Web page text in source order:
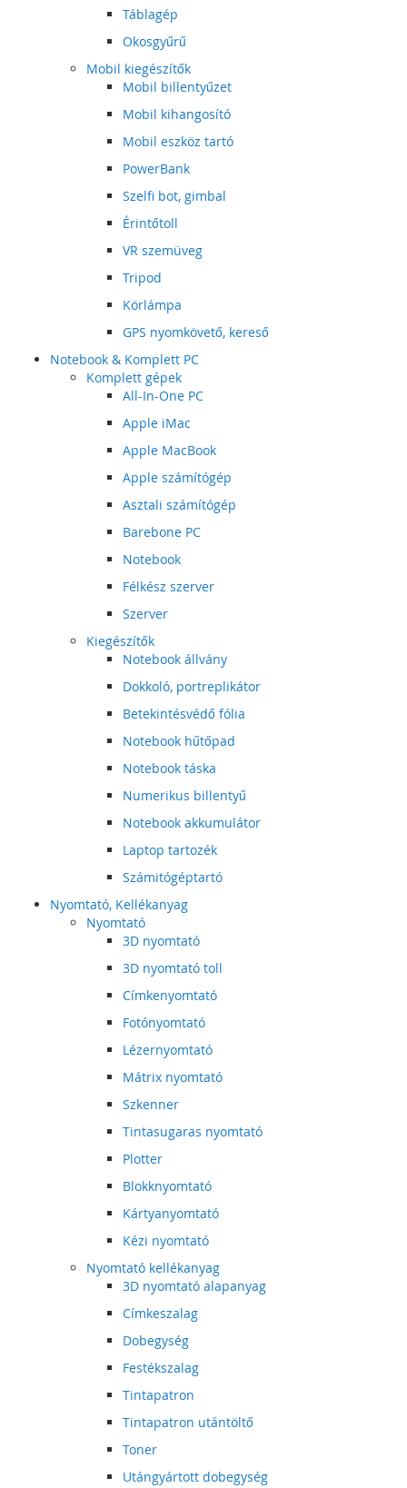
Táblagép
Okosgyűrű
Mobil kiegészítők
Mobil billentyűzet
Mobil kihangosító
Mobil eszköz tartó
PowerBank
Szelfi bot, gimbal
Érintőtoll
VR szemüveg
Tripod
Körlámpa
GPS nyomkövető, kereső
Notebook & Komplett PC
Komplett gépek
All-In-One PC
Apple iMac
Apple MacBook
Apple számítógép
Asztali számítógép
Barebone PC
Notebook
Félkész szerver
Szerver
Kiegészítők
Notebook állvány
Dokkoló, portreplikátor
Betekintésvédő fólia
Notebook hűtőpad
Notebook táska
Numerikus billentyű
Notebook akkumulátor
Laptop tartozék
Számitógéptartó
Nyomtató, Kellékanyag
Nyomtató
3D nyomtató
3D nyomtató toll
Címkenyomtató
Fotónyomtató
Lézernyomtató
Mátrix nyomtató
Szkenner
Tintasugaras nyomtató
Plotter
Blokknyomtató
Kártyanyomtató
Kézi nyomtató
Nyomtató kellékanyag
3D nyomtató alapanyag
Címkeszalag
Dobegység
Festékszalag
Tintapatron
Tintapatron utántöltő
Toner
Utángyártott dobegység